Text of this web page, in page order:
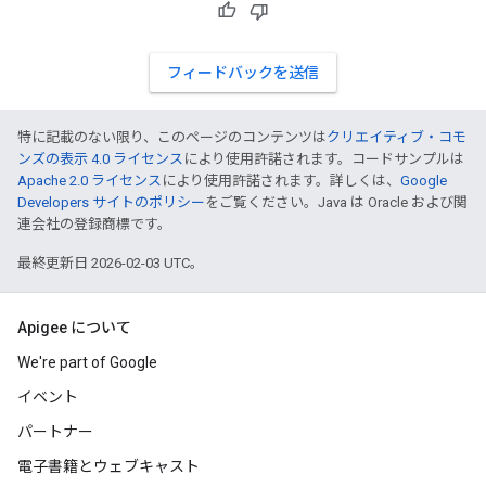
フィードバックを送信
特に記載のない限り、このページのコンテンツはクリエイティブ・コモ
ンズの表示 4.0 ライセンス により使用許諾されます。コードサンプルは
Apache 2.0 ライセンス により使用許諾されます。詳しくは、 Google
Developers サイトのポリシー をご覧ください。Java は Oracle および関
連会社の登録商標です。
最終更新日 2026-02-03 UTC。
Apigee について
We're part of Google
イベント
パートナー
電子書籍とウェブキャスト